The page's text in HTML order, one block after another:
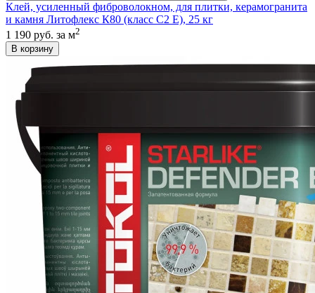
Клей, усиленный фиброволокном, для плитки, керамогранита
и камня Литофлекс К80 (класс С2 E), 25 кг
1 190 руб. за м2
В корзину